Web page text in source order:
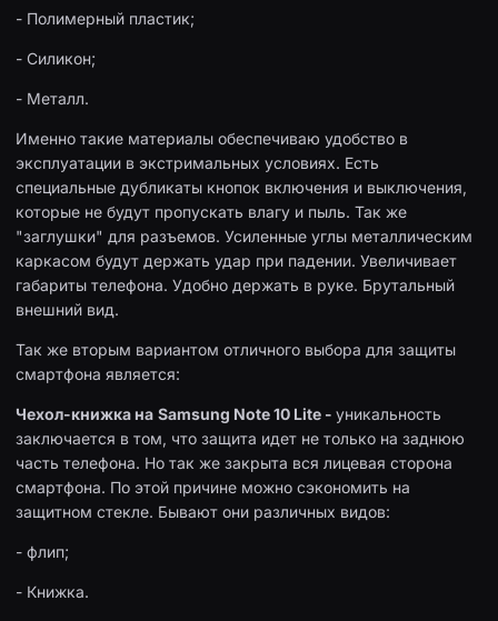
- Полимерный пластик;
- Силикон;
- Металл.
Именно такие материалы обеспечиваю удобство в
эксплуатации в экстримальных условиях. Есть
специальные дубликаты кнопок включения и выключения,
которые не будут пропускать влагу и пыль. Так же
"заглушки" для разъемов. Усиленные углы металлическим
каркасом будут держать удар при падении. Увеличивает
габариты телефона. Удобно держать в руке. Брутальный
внешний вид.
Так же вторым вариантом отличного выбора для защиты
смартфона является:
Чехол-книжка на Samsung Note 10 Lite - уникальность
заключается в том, что защита идет не только на заднюю
часть телефона. Но так же закрыта вся лицевая сторона
смартфона. По этой причине можно сэкономить на
защитном стекле. Бывают они различных видов:
- флип;
- Книжка.